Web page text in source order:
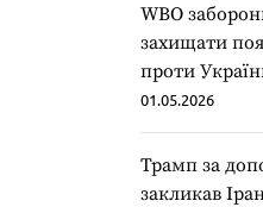
WBO
захищати
проти
01.05.2026
Трамп за
закликав